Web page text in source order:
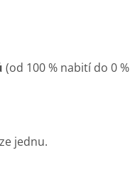
(od 100 % nabití do 0 %
jednu.